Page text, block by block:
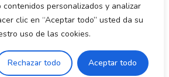
personalizados y analizar
clic en “Aceptar todo” usted da su
uso de las cookies.
Rechazar todo Aceptar todo
Política de privacidad
Aviso legal Términos y condiciones
de Accesibilidad